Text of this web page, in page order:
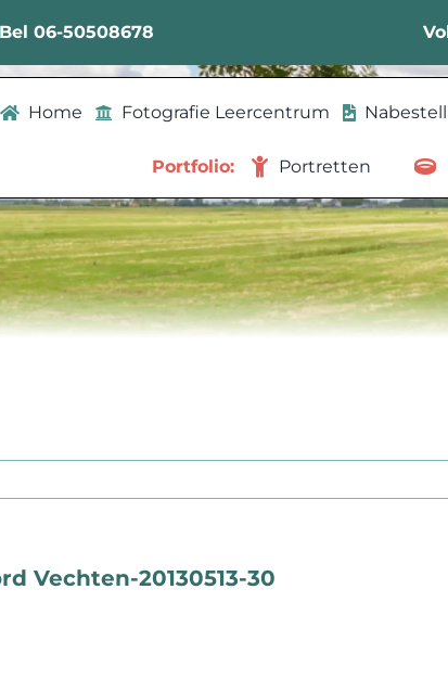
06-50508678
Home Fotografie Leercentrum
Portfolio: Portretten
Vechten-20130513-30